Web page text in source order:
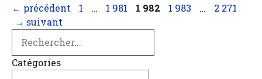
← précédent Page
1 … Page
1 981 Page
1 982 Page
1 983 … Page
2 271
→ suivant
Catégories